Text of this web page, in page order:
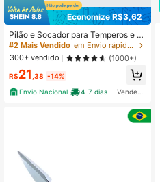
Economize R$3,62
Pilão e Socador para Temperos e C
aipirinha
#2 Mais Vendido
em Envio rápido Outras ferramentas para frutas e v
300+ vendido
(1000+)
R$21 ,38 -14%
Envio Nacional
4-7 dias